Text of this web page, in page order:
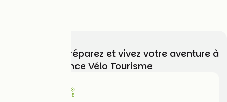
Choisissez, préparez et vivez votre aventure à
vélo avec France Vélo Tourisme